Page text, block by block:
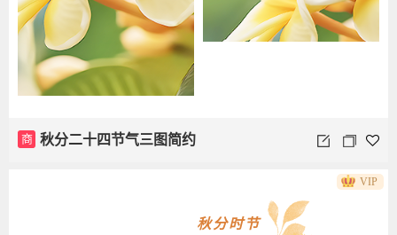
商 秋分二十四节气三图简约
秋分时节
VIP